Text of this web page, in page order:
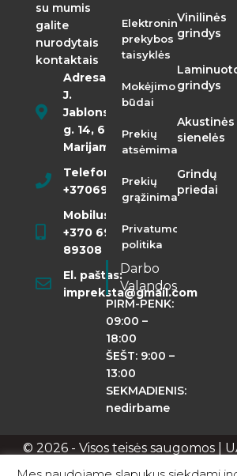
su mumis
galite
nurodytais
kontaktais
Adresas:
J.
Jablonskio
g. 14, 68290
Marijampolė
Telefonas:
+37069855400
Mobilusis:
+370 698
89308
El. paštas:
impreksta@gmail.com
Elektroninės
prekybos
taisyklės
Mokėjimo
būdai
Prekių
atsėmimas
Prekių
grąžinimas
Privatumo
politika
Darbo
Valandos
PIRM-PENK:
09:00 –
18:00
ŠEŠT: 9:00 –
13:00
SEKMADIENIS:
nedirbame
Vinilinės
grindys
grindys
Akustinės
sienelės
Grindų
priedai
© 2026 - Visos teisės saugomos |
Apie mus Kontaktai